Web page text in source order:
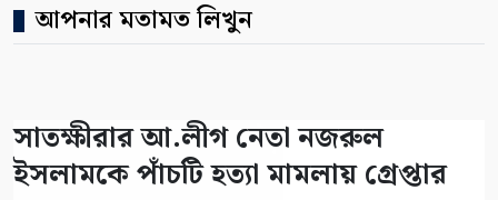
আপনার মতামত লিখুন
সাতক্ষীরার আ.লীগ নেতা নজরুল
ইসলামকে পাঁচটি হত্যা মামলায় গ্রেপ্তার